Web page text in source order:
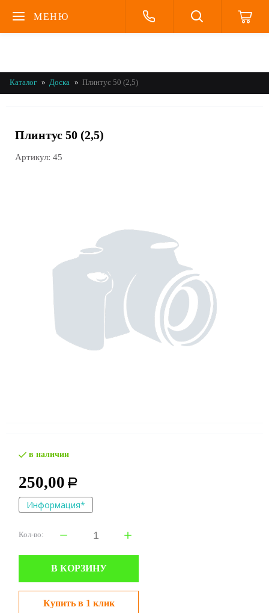
МЕНЮ
Каталог Доска Плинтус 50 (2,5)
Плинтус 50 (2,5)
Артикул: 45
в наличии
250,00 Р
Информация*
Кол-во:
В КОРЗИНУ
Купить в 1 клик